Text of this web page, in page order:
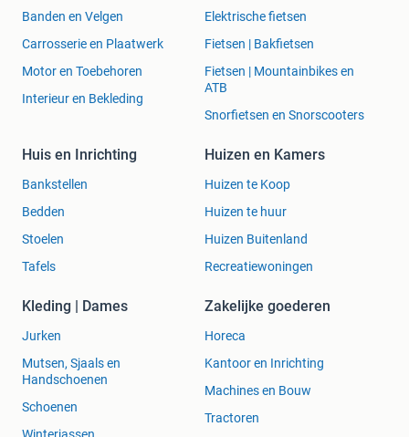
Banden en Velgen
Carrosserie en Plaatwerk
Motor en Toebehoren
Interieur en Bekleding
Elektrische fietsen
Fietsen | Bakfietsen
Fietsen | Mountainbikes en
ATB
Snorfietsen en Snorscooters
Huis en Inrichting
Bankstellen
Bedden
Stoelen
Tafels
Huizen en Kamers
Huizen te Koop
Huizen te huur
Huizen Buitenland
Recreatiewoningen
Kleding | Dames
Jurken
Mutsen, Sjaals en
Handschoenen
Schoenen
Winterjassen
Zakelijke goederen
Horeca
Kantoor en Inrichting
Machines en Bouw
Tractoren